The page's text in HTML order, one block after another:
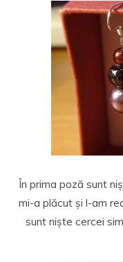
În prima poză sunt
mi-a plăcut și l-am
sunt niște cercei